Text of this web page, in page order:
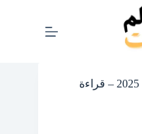
أفضل الكتب والروايات الصادرة في 2025 – قراءة